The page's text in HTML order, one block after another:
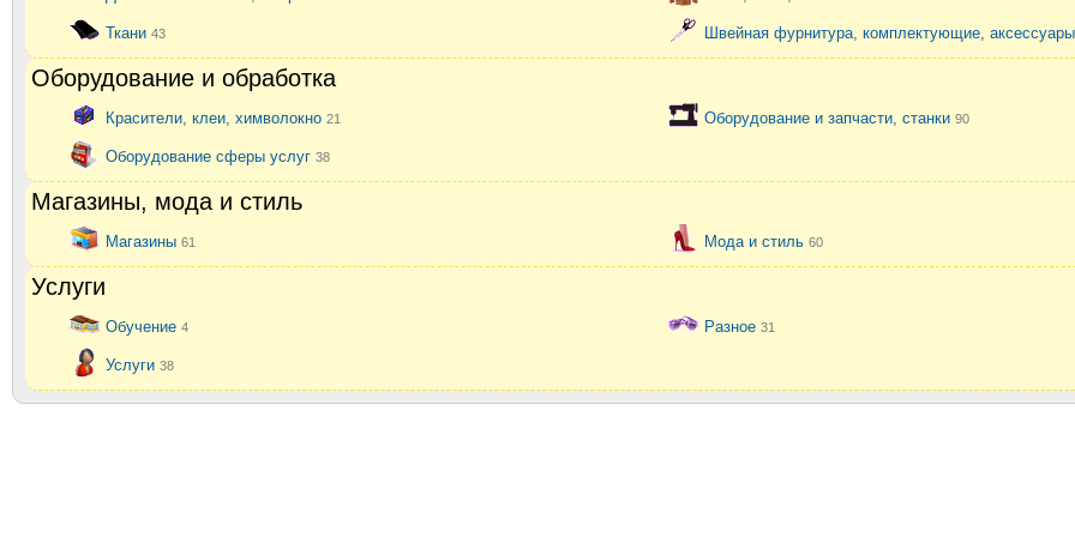
Ткани 43 Швейная фурнитура, комплектующие,
Оборудование и обработка
Красители, клеи, химволокно 21 Оборудование и запчасти, станки 90
Оборудование сферы услуг 38
Магазины, мода и стиль
Магазины 61 Мода и стиль 60
Услуги
Обучение 4 Разное 31
Услуги 38